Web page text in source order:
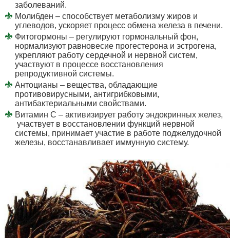
заболеваний.
Молибден – способствует метаболизму жиров и
углеводов, ускоряет процесс обмена железа в печени.
Фитогормоны – регулируют гормональный фон,
нормализуют равновесие прогестерона и эстрогена,
укрепляют работу сердечной и нервной систем,
участвуют в процессе восстановления
репродуктивной системы.
Антоцианы – вещества, обладающие
противовирусными, антигрибковыми,
антибактериальными свойствами.
Витамин С – активизирует работу эндокринных желез,
участвует в восстановлении функций нервной
системы, принимает участие в работе поджелудочной
железы, восстанавливает иммунную систему.